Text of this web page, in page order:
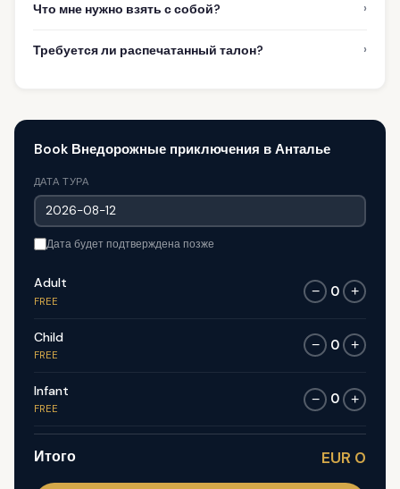
Что мне нужно взять с собой? ›
Требуется ли распечатанный талон? ›
Book Внедорожные приключения в Анталье
ДАТА ТУРА
Дата будет подтверждена позже
Adult
FREE
− 0 +
Child
FREE
− 0 +
Infant
FREE
− 0 +
Итого EUR 0